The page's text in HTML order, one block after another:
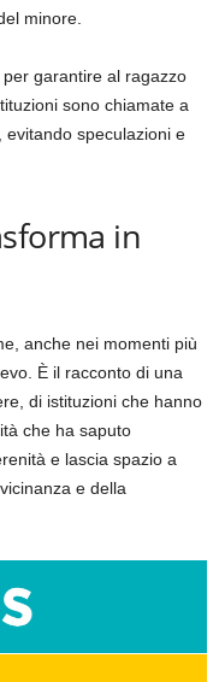
minore.
garantire al ragazzo
sono chiamate a
speculazioni e
in
anche nei momenti più
È il racconto di una
di istituzioni che hanno
che ha saputo
e lascia spazio a
e della